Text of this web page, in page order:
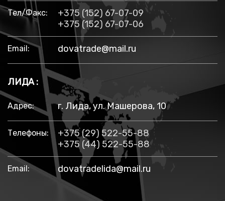
Тел/факс:
+375 (152) 67-07-09
+375 (152) 67-07-06
Email: dovatrade@mail.ru
ЛИДА :
Адрес: г. Лида, ул. Машерова, 10
Телефоны:
+375 (29) 522-55-88
+375 (44) 522-55-88
Email: dovatradelida@mail.ru